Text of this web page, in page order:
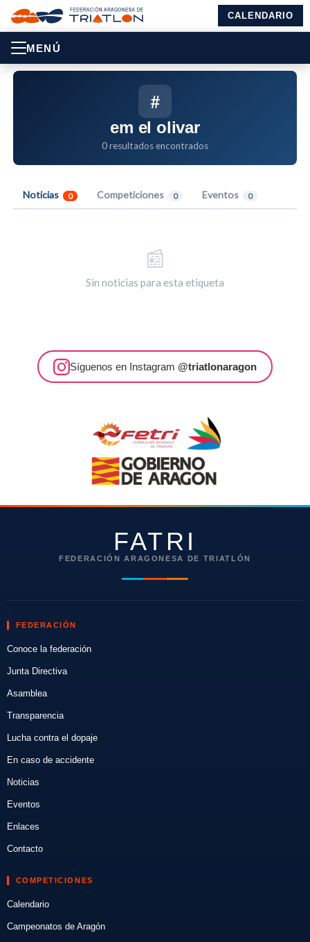
CALENDARIO
MENÚ
#
em el olivar
0 resultados encontrados
Noticias 0 Competiciones 0 Eventos 0
📰
Sin noticias para esta etiqueta
Síguenos en Instagram @triatlonaragon
FATRI
FEDERACIÓN ARAGONESA DE TRIATLÓN
FEDERACIÓN
Conoce la federación
Junta Directiva
Asamblea
Transparencia
Lucha contra el dopaje
En caso de accidente
Noticias
Eventos
Enlaces
Contacto
COMPETICIONES
Calendario
Campeonatos de Aragón